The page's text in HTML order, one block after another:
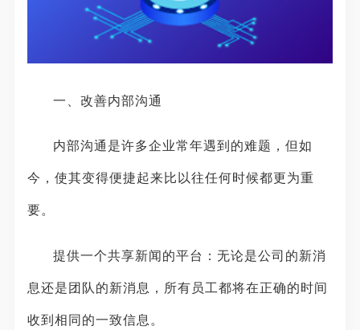
一、改善内部沟通
内部沟通是许多企业常年遇到的难题，但如
今，使其变得便捷起来比以往任何时候都更为重
要。
提供一个共享新闻的平台：无论是公司的新消
息还是团队的新消息，所有员工都将在正确的时间
收到相同的一致信息。